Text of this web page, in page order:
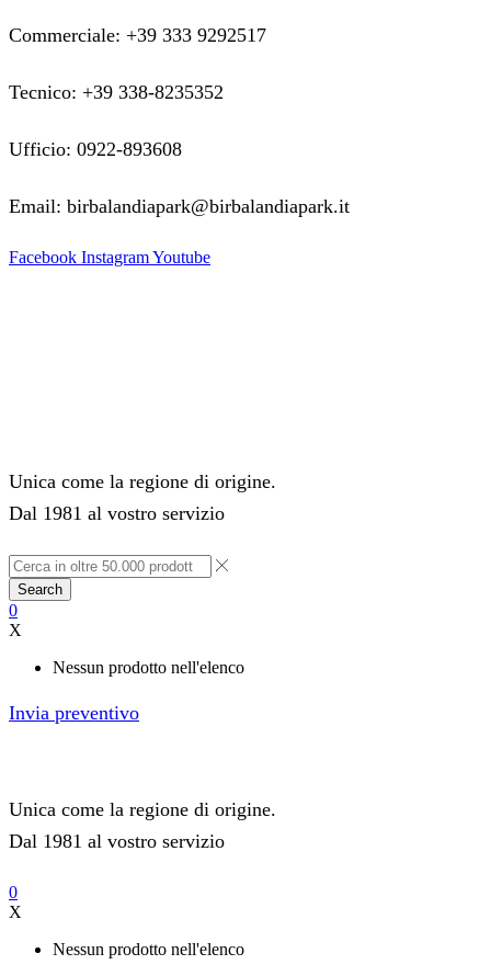
Commerciale: +39 333 9292517
Tecnico: +39 338-8235352
Ufficio: 0922-893608
Email: birbalandiapark@birbalandiapark.it
Facebook InstagramYoutube
Unica come la regione di origine.
Dal 1981 al vostro servizio
Search
0
X
Nessun prodotto nell'elenco
Invia preventivo
Unica come la regione di origine.
Dal 1981 al vostro servizio
0
X
Nessun prodotto nell'elenco